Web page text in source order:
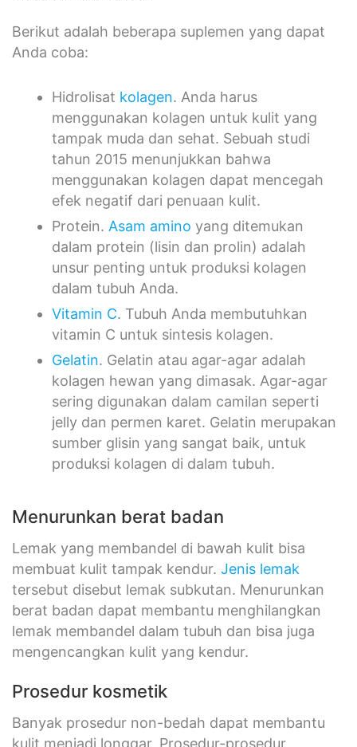
Berikut adalah beberapa suplemen yang dapat
Anda coba:
Hidrolisat kolagen. Anda harus
menggunakan kolagen untuk kulit yang
tampak muda dan sehat. Sebuah studi
tahun 2015 menunjukkan bahwa
menggunakan kolagen dapat mencegah
efek negatif dari penuaan kulit.
Protein. Asam amino yang ditemukan
dalam protein (lisin dan prolin) adalah
unsur penting untuk produksi kolagen
dalam tubuh Anda.
Vitamin C. Tubuh Anda membutuhkan
vitamin C untuk sintesis kolagen.
Gelatin. Gelatin atau agar-agar adalah
kolagen hewan yang dimasak. Agar-agar
sering digunakan dalam camilan seperti
jelly dan permen karet. Gelatin merupakan
sumber glisin yang sangat baik, untuk
produksi kolagen di dalam tubuh.
Menurunkan berat badan
Lemak yang membandel di bawah kulit bisa
membuat kulit tampak kendur. Jenis lemak
tersebut disebut lemak subkutan. Menurunkan
berat badan dapat membantu menghilangkan
lemak membandel dalam tubuh dan bisa juga
mengencangkan kulit yang kendur.
Prosedur kosmetik
Banyak prosedur non-bedah dapat membantu
kulit menjadi longgar. Prosedur-prosedur